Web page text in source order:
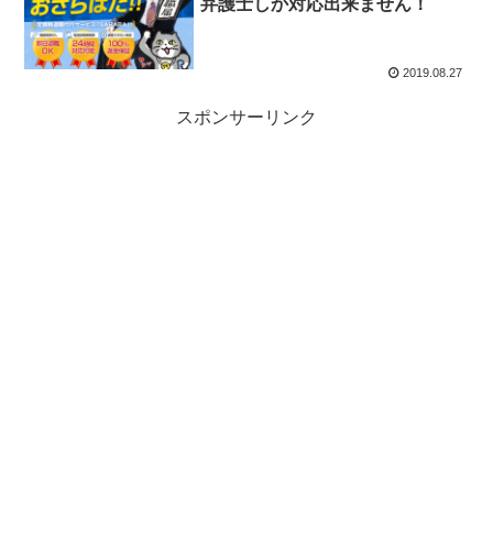
弁護士しか対応出来ません！
2019.08.27
スポンサーリンク